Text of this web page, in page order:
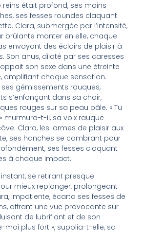
était profond, ses mains
ses fesses roundes claquant
Clara, submergée par l’intensité,
brûlante monter en elle, chaque
envoyant des éclairs de plaisir à
Son anus, dilaté par ses caresses
son sexe dans une étreinte
amplifiant chaque sensation.
gémissements rauques,
s’enfonçant dans sa chair,
rouges sur sa peau pâle. « Tu
murmura-t-il, sa voix rauque
Clara, les larmes de plaisir aux
ses hanches se cambrant pour
ses fesses claquant
à chaque impact.
se retirant presque
mieux replonger, prolongeant
impatiente, écarta ses fesses de
offrant une vue provocante sur
de lubrifiant et de son
moi plus fort », supplia-t-elle, sa